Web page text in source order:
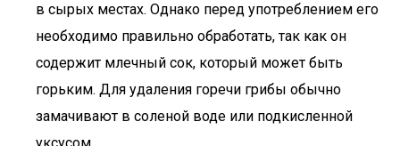
в сырых местах. Однако перед употреблением его
необходимо правильно обработать, так как он
содержит млечный сок, который может быть
горьким. Для удаления горечи грибы обычно
замачивают в соленой воде или подкисленной